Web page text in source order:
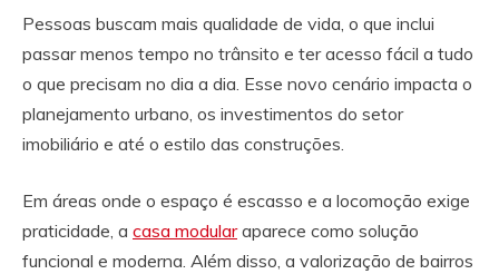
Pessoas buscam mais qualidade de vida, o que inclui
passar menos tempo no trânsito e ter acesso fácil a tudo
o que precisam no dia a dia. Esse novo cenário impacta o
planejamento urbano, os investimentos do setor
imobiliário e até o estilo das construções.
Em áreas onde o espaço é escasso e a locomoção exige
praticidade, a casa modularaparece como solução
funcional e moderna. Além disso, a valorização de bairros